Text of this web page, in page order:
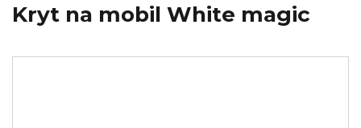
Kryt na mobil White magic